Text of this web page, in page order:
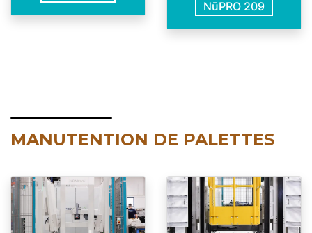
NūPRO 209
MANUTENTION DE PALETTES